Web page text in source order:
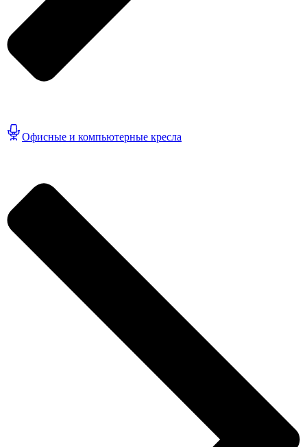
Офисные и компьютерные кресла